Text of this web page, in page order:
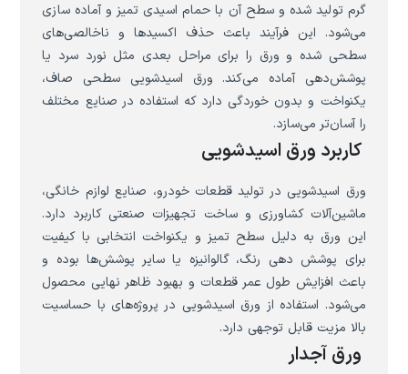
گرم تولید شده و سطح آن با حمام اسیدی تمیز و آماده سازی
می‌شود. این فرآیند باعث حذف اکسیدها و ناخالصی‌های
سطحی شده و ورق را برای مراحل بعدی مثل نورد سرد یا
پوشش‌دهی آماده می‌کند. ورق اسیدشویی سطحی صاف،
یکنواخت و بدون خوردگی دارد که استفاده در صنایع مختلف
را آسان‌تر می‌سازد.
کاربرد ورق اسیدشویی
ورق اسیدشویی در تولید قطعات خودرو، صنایع لوازم خانگی،
ماشین‌آلات کشاورزی و ساخت تجهیزات صنعتی کاربرد دارد.
این ورق به دلیل سطح تمیز و یکنواخت انتخابی با کیفیت
برای پوشش دهی رنگ، گالوانیزه یا سایر پوشش‌ها بوده و
باعث افزایش طول عمر قطعات و بهبود ظاهر نهایی محصول
می‌شود. استفاده از ورق اسیدشویی در پروژه‌های با حساسیت
بالا مزیت قابل توجهی دارد.
ورق آجدار